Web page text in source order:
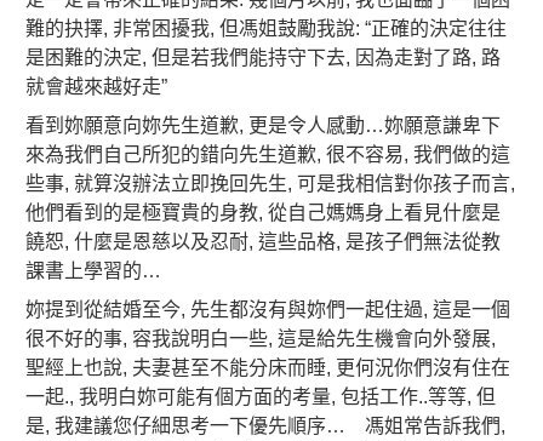
難的抉擇, 非常困擾我, 但馮姐鼓勵我說: “正確的決定往往
是困難的決定, 但是若我們能持守下去, 因為走對了路, 路
就會越來越好走”
看到妳願意向妳先生道歉, 更是令人感動…妳願意謙卑下
來為我們自己所犯的錯向先生道歉, 很不容易, 我們做的這
些事, 就算沒辦法立即挽回先生, 可是我相信對你孩子而言,
他們看到的是極寶貴的身教, 從自己媽媽身上看見什麼是
饒恕, 什麼是恩慈以及忍耐, 這些品格, 是孩子們無法從教
課書上學習的…
妳提到從結婚至今, 先生都沒有與妳們一起住過, 這是一個
很不好的事, 容我說明白一些, 這是給先生機會向外發展,
聖經上也說, 夫妻甚至不能分床而睡, 更何況你們沒有住在
一起., 我明白妳可能有個方面的考量, 包括工作..等等, 但
是, 我建議您仔細思考一下優先順序… 馮姐常告訴我們,